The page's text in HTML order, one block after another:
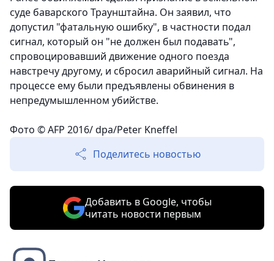
суде баварского Траунштайна. Он заявил, что
допустил "фатальную ошибку", в частности подал
сигнал, который он "не должен был подавать",
спровоцировавший движение одного поезда
навстречу другому, и сбросил аварийный сигнал. На
процессе ему были предъявлены обвинения в
непредумышленном убийстве.
Фото © AFP 2016/ dpa/Peter Kneffel
Поделитесь новостью
Добавить в Google, чтобы
читать новости первым